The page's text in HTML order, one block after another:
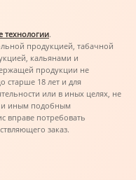
технологии.
продукцией, табачной
кальянами и
продукции не
старше 18 лет и для
или в иных целях, не
и иным подобным
вправе потребовать
заказ.